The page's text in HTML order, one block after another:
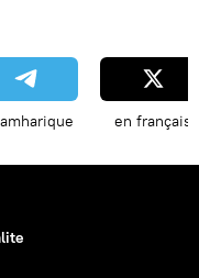
en français